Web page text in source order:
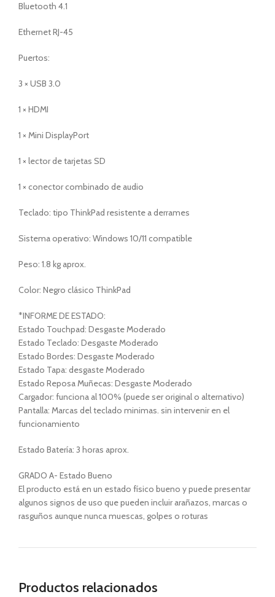
Bluetooth 4.1
Ethernet RJ-45
Puertos:
3 × USB 3.0
1 × HDMI
1 × Mini DisplayPort
1 × lector de tarjetas SD
1 × conector combinado de audio
Teclado: tipo ThinkPad resistente a derrames
Sistema operativo: Windows 10/11 compatible
Peso: 1.8 kg aprox.
Color: Negro clásico ThinkPad
*INFORME DE ESTADO:
Estado Touchpad: Desgaste Moderado
Estado Teclado: Desgaste Moderado
Estado Bordes: Desgaste Moderado
Estado Tapa: desgaste Moderado
Estado Reposa Muñecas: Desgaste Moderado
Cargador: funciona al 100% (puede ser original o alternativo)
Pantalla: Marcas del teclado minimas. sin intervenir en el
funcionamiento
Estado Batería: 3 horas aprox.
GRADO A- Estado Bueno
El producto está en un estado físico bueno y puede presentar
algunos signos de uso que pueden incluir arañazos, marcas o
rasguños aunque nunca muescas, golpes o roturas
Productos relacionados